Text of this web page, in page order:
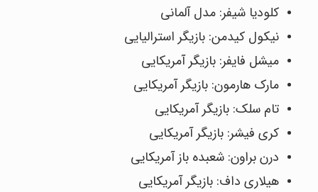
کلودیا شیفر: مدل آلمانی
نیکول کیدمن: بازیگر استرالیایی
میشل فایفر: بازیگر آمریکایی
مارک هارمون: بازیگر آمریکایی
تام سلک: بازیگر آمریکایی
کری فیشر: بازیگر آمریکایی
درن براون: شعبده ‎باز آمریکایی
هیلاری داف: بازیگر آمریکایی